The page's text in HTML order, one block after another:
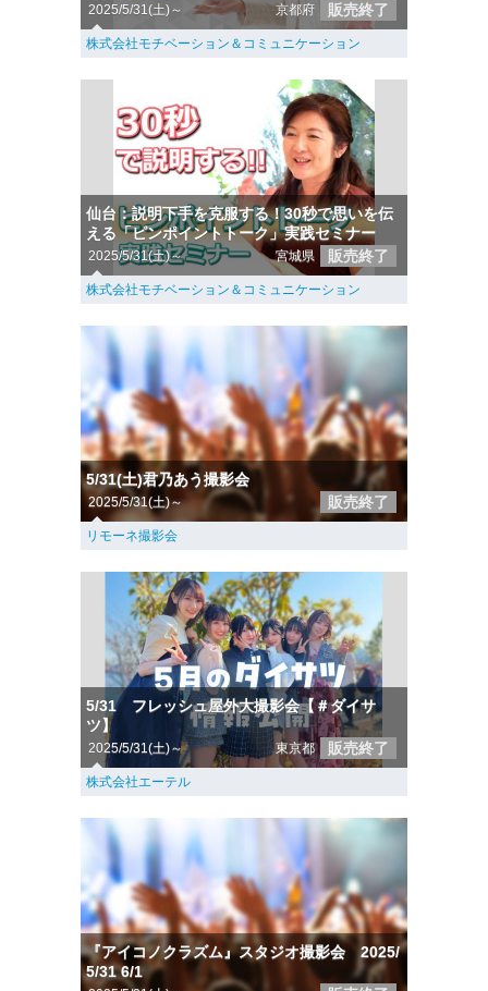
2025/5/31(土)～ 京都府 販売終了
株式会社モチベーション＆コミュニケーション
仙台：説明下手を克服する！30秒で思いを伝
える「ピンポイントトーク」実践セミナー
2025/5/31(土)～ 宮城県 販売終了
株式会社モチベーション＆コミュニケーション
5/31(土)君乃あう撮影会
2025/5/31(土)～ 販売終了
リモーネ撮影会
5/31 フレッシュ屋外大撮影会【＃ダイサ
ツ】
2025/5/31(土)～ 東京都 販売終了
株式会社エーテル
『アイコノクラズム』スタジオ撮影会 2025/
5/31 6/1